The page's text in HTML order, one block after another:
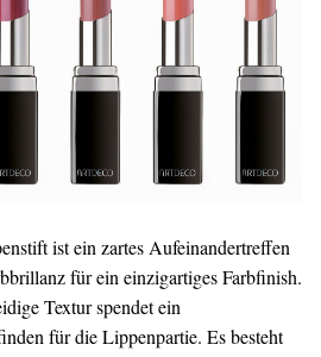
ist ein zartes Aufeinandertreffen
für ein einzigartiges Farbfinish.
Textur spendet ein
für die Lippenpartie. Es besteht